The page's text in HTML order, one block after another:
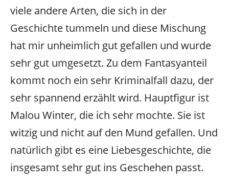
viele andere Arten, die sich in der
Geschichte tummeln und diese Mischung
hat mir unheimlich gut gefallen und wurde
sehr gut umgesetzt. Zu dem Fantasyanteil
kommt noch ein sehr Kriminalfall dazu, der
sehr spannend erzählt wird. Hauptfigur ist
Malou Winter, die ich sehr mochte. Sie ist
witzig und nicht auf den Mund gefallen. Und
natürlich gibt es eine Liebesgeschichte, die
insgesamt sehr gut ins Geschehen passt.